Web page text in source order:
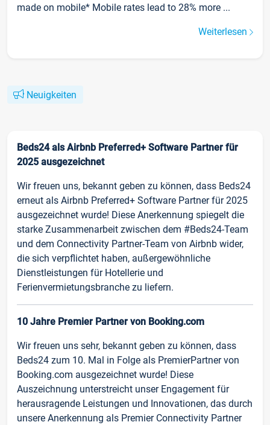
made on mobile* Mobile rates lead to 28% more ...
Weiterlesen
Neuigkeiten
Beds24 als Airbnb Preferred+ Software Partner für
2025 ausgezeichnet
Wir freuen uns, bekannt geben zu können, dass Beds24
erneut als Airbnb Preferred+ Software Partner für 2025
ausgezeichnet wurde! Diese Anerkennung spiegelt die
starke Zusammenarbeit zwischen dem #Beds24-Team
und dem Connectivity Partner-Team von Airbnb wider,
die sich verpflichtet haben, außergewöhnliche
Dienstleistungen für Hotellerie und
Ferienvermietungsbranche zu liefern.
10 Jahre Premier Partner von Booking.com
Wir freuen uns sehr, bekannt geben zu können, dass
Beds24 zum 10. Mal in Folge als PremierPartner von
Booking.com ausgezeichnet wurde! Diese
Auszeichnung unterstreicht unser Engagement für
herausragende Leistungen und Innovationen, das durch
unsere Anerkennung als Premier Connectivity Partner